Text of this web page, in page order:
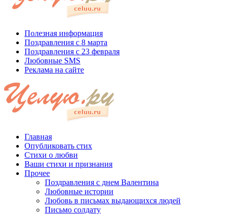
Полезная информация
Поздравления с 8 марта
Поздравления с 23 февраля
Любовные SMS
Реклама на сайте
Главная
Опубликовать стих
Стихи о любви
Ваши стихи и признания
Прочее
Поздравления с днем Валентина
Любовные истории
Любовь в письмах выдающихся людей
Письмо солдату